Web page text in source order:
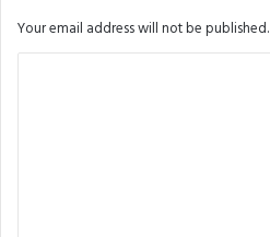
Your email address will not be published.